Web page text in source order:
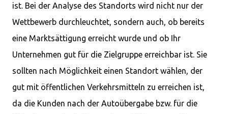
ist. Bei der Analyse des Standorts wird nicht nur der
Wettbewerb durchleuchtet, sondern auch, ob bereits
eine Marktsättigung erreicht wurde und ob Ihr
Unternehmen gut für die Zielgruppe erreichbar ist. Sie
sollten nach Möglichkeit einen Standort wählen, der
gut mit öffentlichen Verkehrsmitteln zu erreichen ist,
da die Kunden nach der Autoübergabe bzw. für die